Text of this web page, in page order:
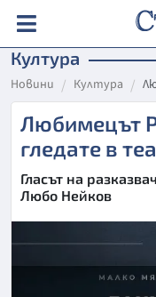
Култура
Новини Култура
Любимецът
гледате в
Гласът на
Любо Нейков